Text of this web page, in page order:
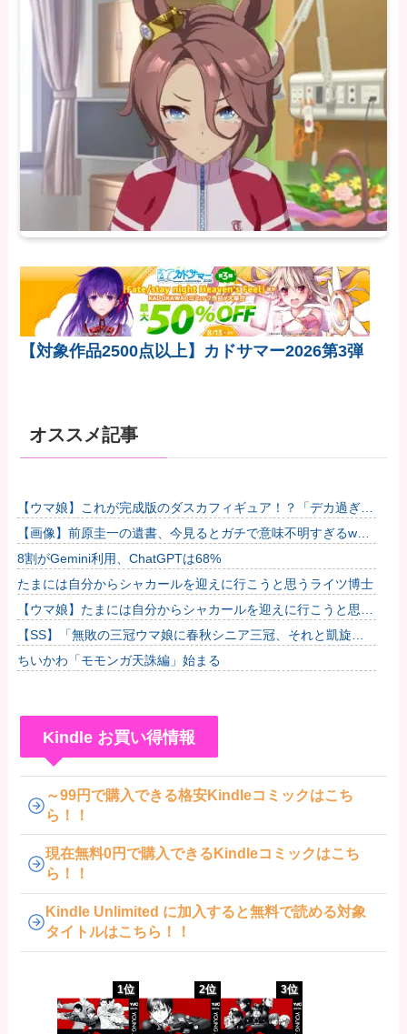
【対象作品2500点以上】カドサマー2026第3弾
オススメ記事
【ウマ娘】これが完成版のダスカフィギュア！？「デカ過ぎん
だろ…」他
【画像】前原圭一の遺書、今見るとガチで意味不明すぎるwww
他
8割がGemini利用、ChatGPTは68%
たまには自分からシャカールを迎えに行こうと思うライツ博士
【ウマ娘】たまには自分からシャカールを迎えに行こうと思う
ライツ博士
【SS】「無敗の三冠ウマ娘に春秋シニア三冠、それと凱旋門
で勝利したら結婚してもいいよ」と担当ウマ娘に発言した普通
のトレー...
ちいかわ「モモンガ天誅編」始まる
Kindle お買い得情報
～99円で購入できる格安Kindleコミックはこち
ら！！
現在無料0円で購入できるKindleコミックはこち
ら！！
Kindle Unlimited に加入すると無料で読める対象
タイトルはこちら！！
1位 2位 3位